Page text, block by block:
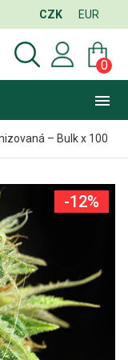
CZK EUR
0
– Bulk x 100
-12%